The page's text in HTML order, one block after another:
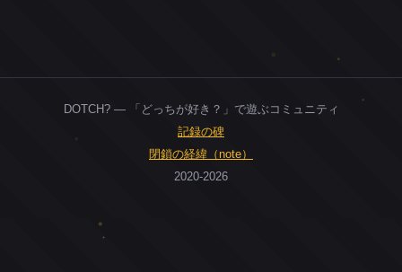
DOTCH? — 「どっちが好き？」で遊ぶコミュニティ
記録の碑
閉鎖の経緯（note）
2020-2026